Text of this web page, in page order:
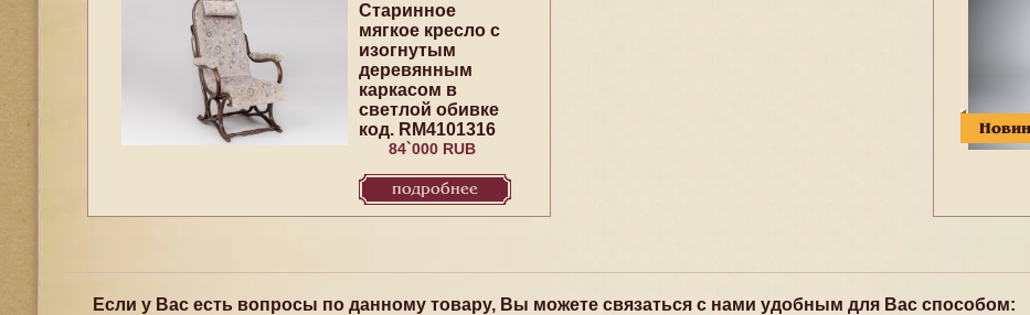
Старинное
мягкое кресло с
изогнутым
деревянным
каркасом в
светлой обивке
код. RM4101316
84`000 RUB
подробнее
Если у Вас есть вопросы по данному товару, Вы можете связаться с нами удобным для Вас способом: